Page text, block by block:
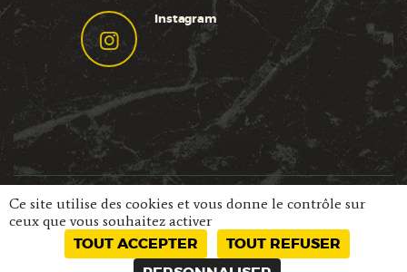
Instagram
©Traiteur du Val de Saône
réservés.Création et référencement du site
internet : IMS ON LINE
Ce site utilise des cookies et vous donne le contrôle sur
ceux que vous souhaitez activer
TOUT ACCEPTER
TOUT REFUSER